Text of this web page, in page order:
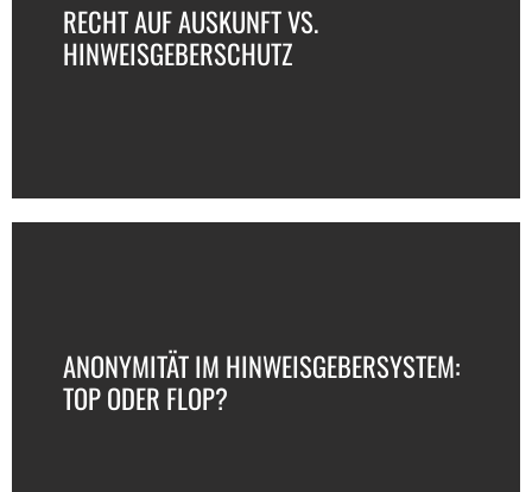
RECHT AUF AUSKUNFT VS.
HINWEISGEBERSCHUTZ
ANONYMITÄT IM HINWEISGEBERSYSTEM:
TOP ODER FLOP?